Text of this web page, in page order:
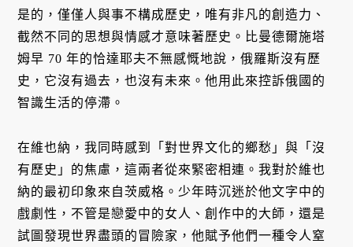
是的，僅僅人與事不構成歷史，唯有非凡的創造力、
截然不同的思想與情感才意味著歷史。比曼德爾施塔
姆早 70 年的恰達耶夫不無感慨地說，俄羅斯沒有歷
史，它沒有過去，也沒有未來。他用此來控訴俄國的
智識生活的停滯。
在維也納，我同時感到「對世界文化的鄉愁」與「沒
有歷史」的焦慮，這兩者從來緊密相連。我對於維也
納的最初印象來自茨威格。少年時沉迷於他文字中的
戲劇性，不管是戀愛中的女人、創作中的大師，還是
試圖發現世界盡頭的冒險家，他賦予他們一種令人窒